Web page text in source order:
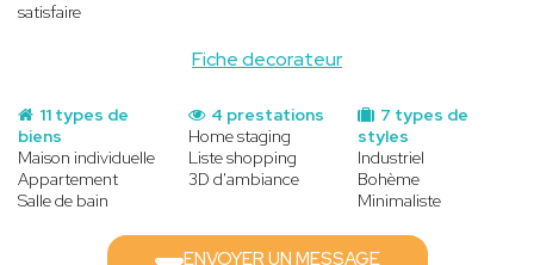
Fiche decorateur
satisfaire
11 types de
biens
Maison individuelle
Appartement
Salle de bain
7 types de
styles
Industriel
Bohème
Minimaliste
4 prestations
Home staging
Liste shopping
3D d'ambiance
ENVOYER UN MESSAGE